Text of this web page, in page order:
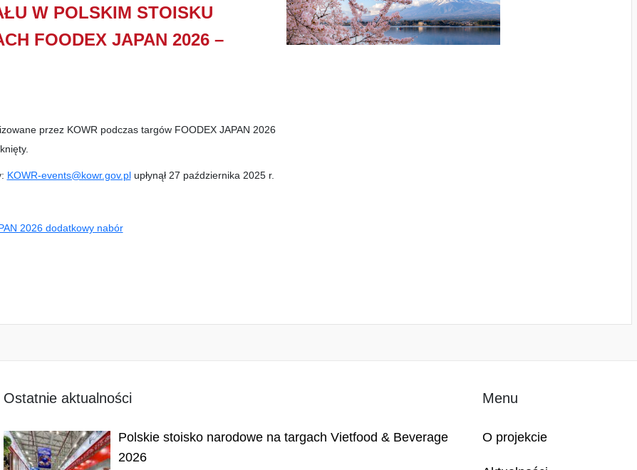
W POLSKIM STOISKU
FOODEX JAPAN 2026 –
przez KOWR podczas targów FOODEX JAPAN 2026
KOWR-events@kowr.gov.plupłynął 27 października 2025 r.
2026 dodatkowy nabór
Ostatnie aktualności
Polskie stoisko narodowe na targach Vietfood & Beverage
2026
Menu
O projekcie